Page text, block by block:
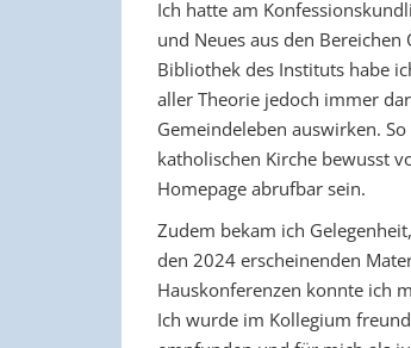
Ich hatte am
und Neues aus den
Bibliothek des Instituts habe
aller Theorie jedoch immer
Gemeindeleben auswirken.
katholischen Kirche bewusst
Homepage abrufbar sein.
Zudem bekam ich
den 2024 erscheinenden
Hauskonferenzen konnte ich
Ich wurde im Kollegium